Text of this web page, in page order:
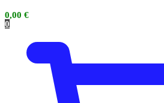
0
0,00 €